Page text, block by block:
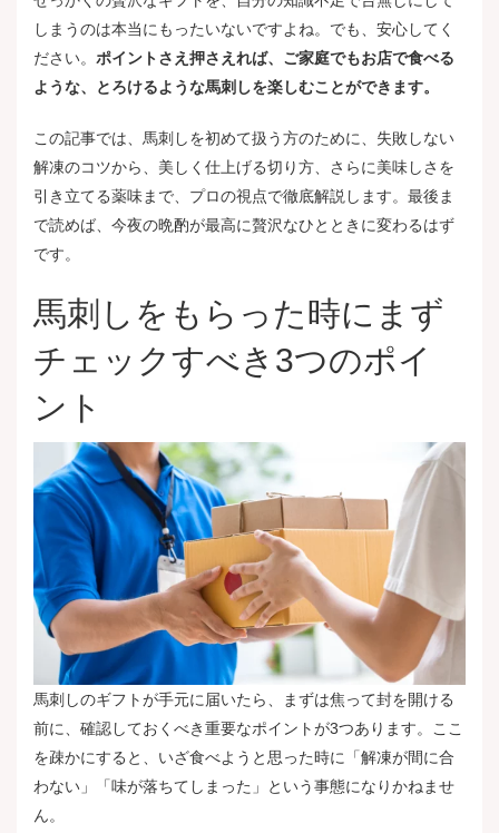
しまうのは本当にもったいないですよね。でも、安心してく
ださい。 ポイントさえ押さえれば、ご家庭でもお店で食べる
ような、とろけるような馬刺しを楽しむことができます。
この記事では、馬刺しを初めて扱う方のために、失敗しない
解凍のコツから、美しく仕上げる切り方、さらに美味しさを
引き立てる薬味まで、プロの視点で徹底解説します。最後ま
で読めば、今夜の晩酌が最高に贅沢なひとときに変わるはず
です。
馬刺しをもらった時にまず
チェックすべき3つのポイ
ント
馬刺しのギフトが手元に届いたら、まずは焦って封を開ける
前に、確認しておくべき重要なポイントが3つあります。ここ
を疎かにすると、いざ食べようと思った時に「解凍が間に合
わない」「味が落ちてしまった」という事態になりかねませ
ん。